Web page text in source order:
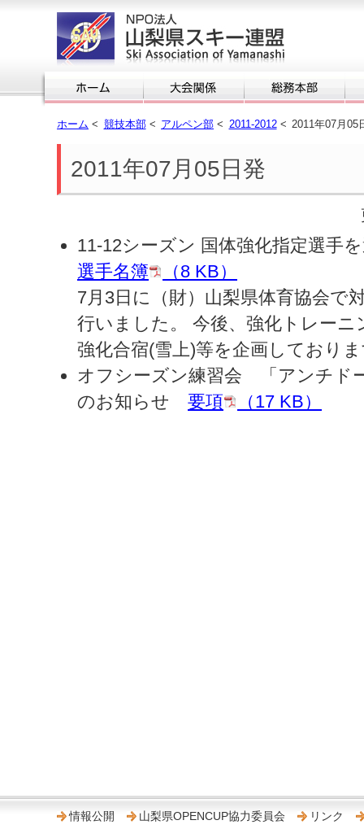
ホーム < 競技本部< アルペン部 < 2011-2012< 2011年07月05
2011年07月05日発
11-12シーズン 国体強化指定選
選手名簿
（8 KB）
7月3日に（財）山梨県体育協会で
行いました。 今後、強化トレーニ
強化合宿(雪上)等を企画しており
オフシーズン練習会 「アンチド
のお知らせ 要項 （17 KB）
情報公開 山梨県OPENCUP協力委員会 リンク